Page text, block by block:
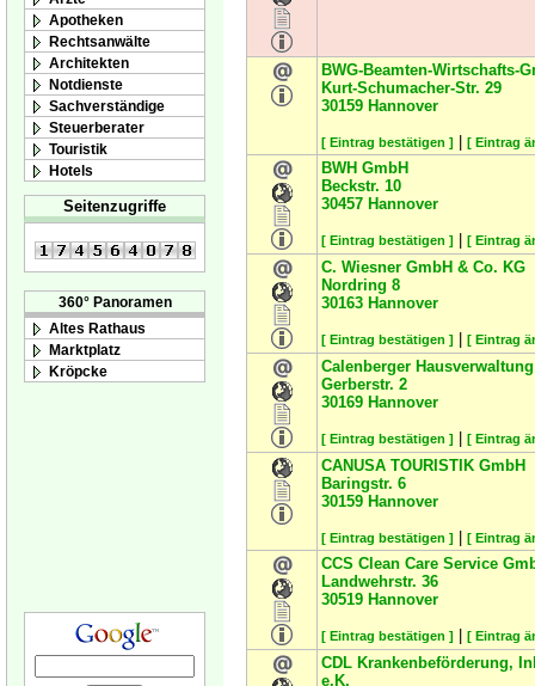
Apotheken
Rechtsanwälte
Architekten
Notdienste
Sachverständige
Steuerberater
Touristik
Hotels
Seitenzugriffe
360° Panoramen
Altes Rathaus
Marktplatz
Kröpcke
BWG-Beamten-Wirtschafts-
Kurt-Schumacher-Str. 29
30159 Hannover
[ Eintrag bestätigen ] [ Eintrag
BWH GmbH
Beckstr. 10
30457 Hannover
[ Eintrag bestätigen ] [ Eintrag
C. Wiesner GmbH & Co. KG
Nordring 8
30163 Hannover
[ Eintrag bestätigen ] [ Eintrag
Calenberger Hausverwaltung
Gerberstr. 2
30169 Hannover
[ Eintrag bestätigen ] [ Eintrag
CANUSA TOURISTIK GmbH
Baringstr. 6
30159 Hannover
[ Eintrag bestätigen ] [ Eintrag
CCS Clean Care Service
Landwehrstr. 36
30519 Hannover
[ Eintrag bestätigen ] [ Eintrag
CDL Krankenbeförderung,
e.K.